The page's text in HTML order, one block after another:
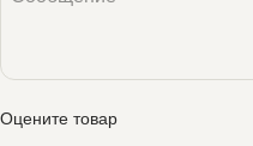
Оцените товар